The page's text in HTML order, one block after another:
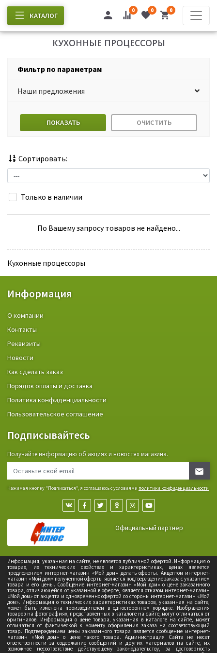
КАТАЛОГ
0 0 0
КУХОННЫЕ ПРОЦЕССОРЫ
Фильтр по параметрам
Наши предложения
ПОКАЗАТЬ ОЧИСТИТЬ
Сортировать:
Только в наличии
По Вашему запросу товаров не найдено...
Кухонные процессоры
Информация
О компании
Контакты
Реквизиты
Новости
Как сделать заказ
Порядок оплаты и доставка
Политика конфиденциальности
Пользовательское соглашение
Подписывайтесь
Получайте информацию об акциях и новостях магазина.
Нажимая кнопку "Подписаться", я соглашаюсь с условиями политики конфиденциальности
Официальный партнер
Информация, указанная на сайте, не является публичной офертой. Информация о
товарах, их технических свойствах и характеристиках, ценах является
предложением интернет-магазин «Мой дом» делать оферты. Акцептом интернет-
магазин «Мой дом» полученной оферты является подтверждение заказа с указанием
товара и его цены. Сообщение интернет-магазин «Мой дом» о цене заказанного
товара, отличающейся от указанной в оферте, является отказом интернет-магазин
«Мой дом» от акцепта и одновременно офертой со стороны интернет-магазин «Мой
дом». Информация о технических характеристиках товаров, указанная на сайте,
может быть изменена производителем в одностороннем порядке. Изображения
товаров на фотографиях, представленных в каталоге на сайте, могут отличаться от
оригиналов. Информация о цене товара, указанная в каталоге на сайте, может
отличаться от фактической к моменту оформления заказа на соответствующий
товар. Подтверждением цены заказанного товара является сообщение интернет-
магазин «Мой дом» о цене такого товара. Администрация Сайта не несет
ответственности за содержание сообщений и других материалов на сайте, их
возможное несоответствие действующему законодательству, за достоверность